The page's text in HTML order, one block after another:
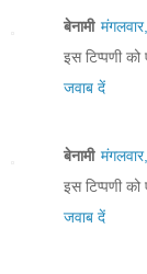
बेनामी
इस टिप्पणी को
जवाब दें
बेनामी
इस टिप्पणी को
जवाब दें